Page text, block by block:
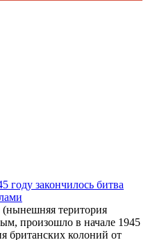
году закончилось битва
територия
произошло в начале 1945
британских колоний от